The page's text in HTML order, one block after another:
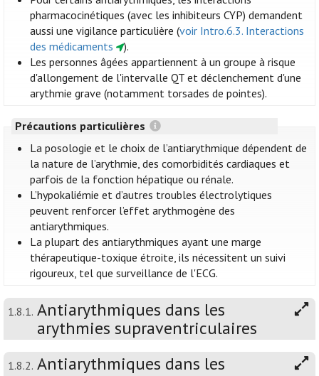
pharmacocinétiques (avec les inhibiteurs CYP) demandent
aussi une vigilance particulière (voir Intro.6.3. Interactions
des médicaments
).
Les personnes âgées appartiennent à un groupe à risque
d'allongement de l'intervalle QT et déclenchement d'une
arythmie grave (notamment torsades de pointes).
Précautions particulières
La posologie et le choix de l’antiarythmique dépendent de
la nature de l’arythmie, des comorbidités cardiaques et
parfois de la fonction hépatique ou rénale.
L’hypokaliémie et d’autres troubles électrolytiques
peuvent renforcer l’effet arythmogène des
antiarythmiques.
La plupart des antiarythmiques ayant une marge
thérapeutique-toxique étroite, ils nécessitent un suivi
rigoureux, tel que surveillance de l'ECG.
1.8.1. Antiarythmiques dans les
arythmies supraventriculaires
1.8.2. Antiarythmiques dans les